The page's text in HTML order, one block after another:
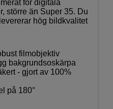
för digitala
större än Super 35. Du
hög bildkvalitet
filmobjektiv
bakgrundsoskärpa
- gjort av 100%
på 180°